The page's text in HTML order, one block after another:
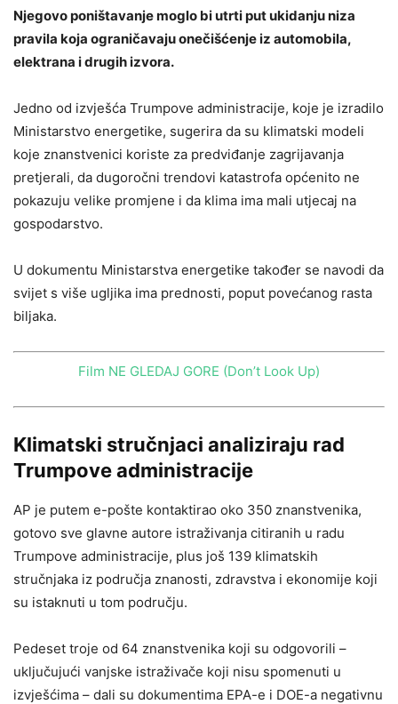
Njegovo poništavanje moglo bi utrti put ukidanju niza
pravila koja ograničavaju onečišćenje iz automobila,
elektrana i drugih izvora.
Jedno od izvješća Trumpove administracije, koje je izradilo
Ministarstvo energetike, sugerira da su klimatski modeli
koje znanstvenici koriste za predviđanje zagrijavanja
pretjerali, da dugoročni trendovi katastrofa općenito ne
pokazuju velike promjene i da klima ima mali utjecaj na
gospodarstvo.
U dokumentu Ministarstva energetike također se navodi da
svijet s više ugljika ima prednosti, poput povećanog rasta
biljaka.
Film NE GLEDAJ GORE (Don’t Look Up)
Klimatski stručnjaci analiziraju rad
Trumpove administracije
AP je putem e-pošte kontaktirao oko 350 znanstvenika,
gotovo sve glavne autore istraživanja citiranih u radu
Trumpove administracije, plus još 139 klimatskih
stručnjaka iz područja znanosti, zdravstva i ekonomije koji
su istaknuti u tom području.
Pedeset troje od 64 znanstvenika koji su odgovorili –
uključujući vanjske istraživače koji nisu spomenuti u
izvješćima – dali su dokumentima EPA-e i DOE-a negativnu